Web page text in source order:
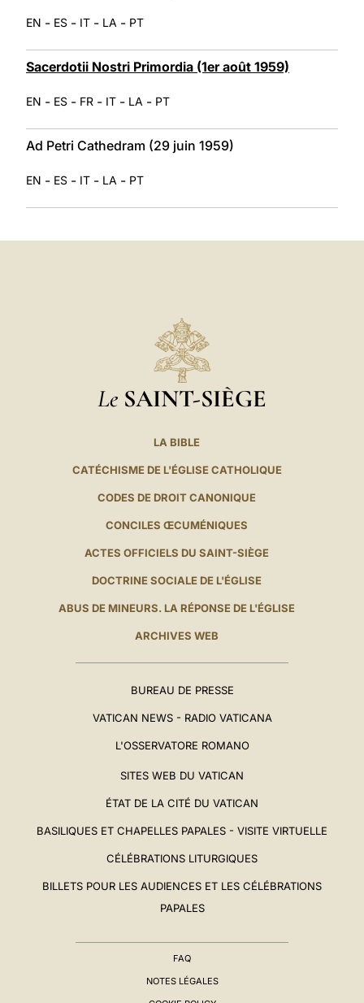
EN - ES - IT - LA - PT
Sacerdotii Nostri Primordia (1er août 1959)
EN - ES - FR - IT - LA - PT
Ad Petri Cathedram (29 juin 1959)
EN - ES - IT - LA - PT
Le SAINT-SIÈGE
LA BIBLE
CATÉCHISME DE L'ÉGLISE CATHOLIQUE
CODES DE DROIT CANONIQUE
CONCILES ŒCUMÉNIQUES
ACTES OFFICIELS DU SAINT-SIÈGE
DOCTRINE SOCIALE DE L'ÉGLISE
ABUS DE MINEURS. LA RÉPONSE DE L'ÉGLISE
ARCHIVES WEB
BUREAU DE PRESSE
VATICAN NEWS - RADIO VATICANA
L'OSSERVATORE ROMANO
SITES WEB DU VATICAN
ÉTAT DE LA CITÉ DU VATICAN
BASILIQUES ET CHAPELLES PAPALES - VISITE VIRTUELLE
CÉLÉBRATIONS LITURGIQUES
BILLETS POUR LES AUDIENCES ET LES CÉLÉBRATIONS
PAPALES
FAQ
NOTES LÉGALES